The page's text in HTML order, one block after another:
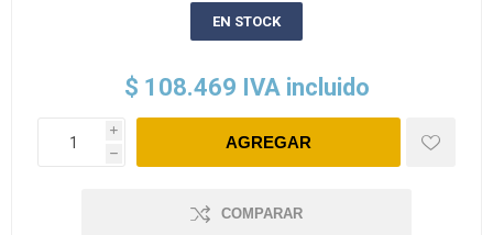
EN STOCK
$ 108.469 IVA incluido
i
h
COMPARAR